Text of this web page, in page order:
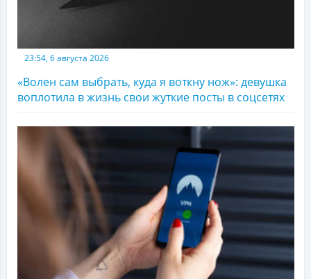
23:54, 6 августа 2026
«Волен сам выбрать, куда я воткну нож»: девушка
воплотила в жизнь свои жуткие посты в соцсетях